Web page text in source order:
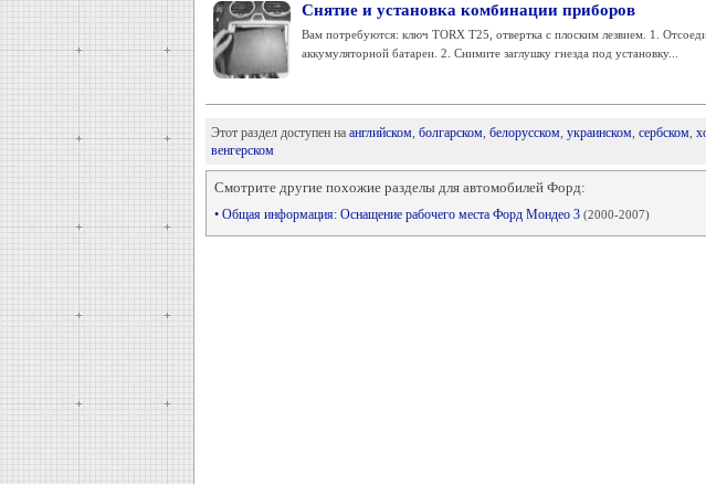
Снятие и установка комбинации приборов
Вам потребуются: ключ TORX Т25, отвертка с плоским лезвием. 1.
аккумуляторной батареи. 2. Снимите заглушку гнезда под установку...
Этот раздел доступен на английском, болгарском, белорусском, украинском, сербском,
венгерском
Смотрите другие похожие разделы для автомобилей Форд:
• Общая информация: Оснащение рабочего места Форд Мондео 3 (2000-2007)